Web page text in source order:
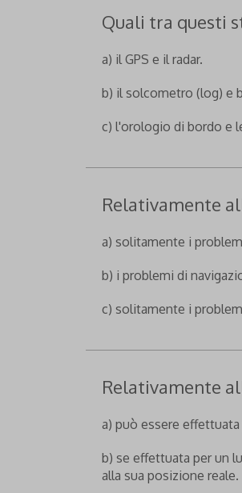
Quali tra questi
a) il GPS e il radar.
b) il solcometro (log) e
c) l'orologio di bordo e
Relativamente
a) solitamente i
b) i problemi di
c) solitamente i
Relativamente
a) può essere
b) se effettuata per un
alla sua posizione reale.